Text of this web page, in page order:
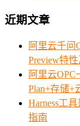
近期文章
阿里云千问
Preview特
阿里云
Plan+存储+
Harness工
指南